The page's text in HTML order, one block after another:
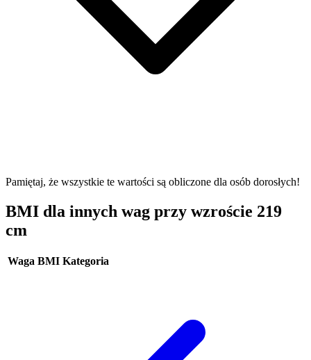
Pamiętaj, że wszystkie te wartości są obliczone dla osób dorosłych!
BMI dla innych wag przy wzroście 219
cm
Waga BMI Kategoria